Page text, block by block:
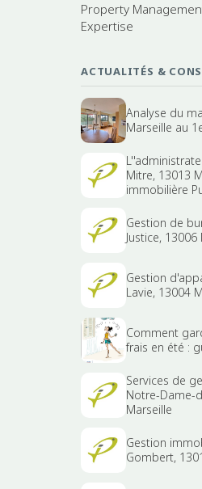
Property
Expertise
ACTUALITÉS &
Analyse du
Marseille au
Mitre, 13013
immobilière
Gestion de
Justice, 13006
Gestion
Lavie, 13004
Comment
frais en été :
Services de
Notre-Dame-
Marseille
Gestion
Gombert,